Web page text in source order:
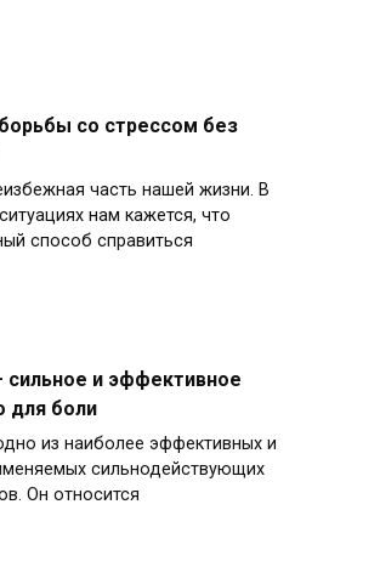
со стрессом без
часть нашей жизни. В
нам кажется, что
способ справиться
и эффективное
для боли
из наиболее эффективных и
сильнодействующих
Он относится